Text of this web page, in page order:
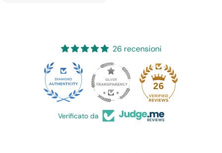
26 recensioni
26
Verificato da